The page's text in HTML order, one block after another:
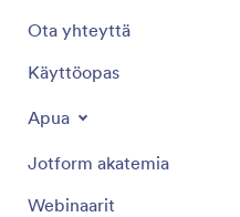
Ota yhteyttä
Käyttöopas
Apua
Jotform akatemia
Webinaarit